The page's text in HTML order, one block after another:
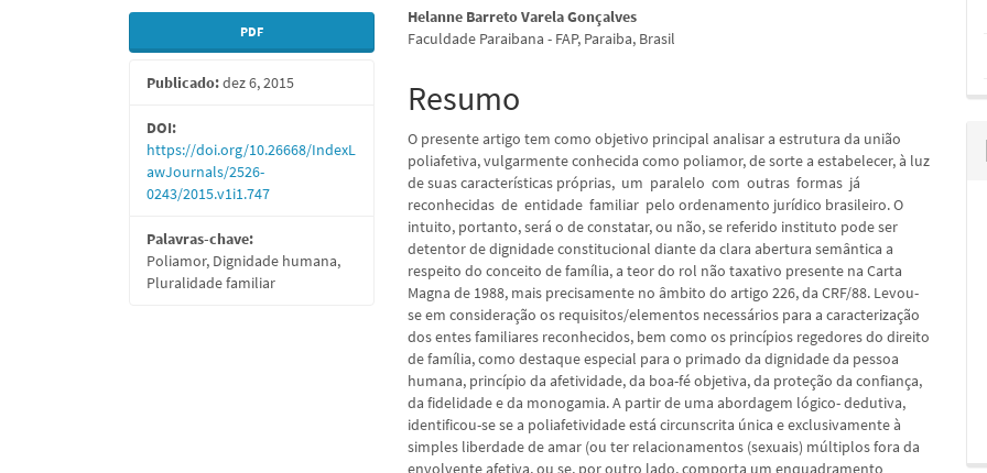
Barra
lateral
de
artigos
PDF
Publicado:dez 6, 2015
DOI:
https://doi.org/10.26668/IndexL
awJournals/2526-
0243/2015.v1i1.747
Palavras-chave:
Poliamor, Dignidade humana,
Pluralidade familiar
Conteúdo
do
artigo
principal
Helanne Barreto Varela Gonçalves
Faculdade Paraibana - FAP, Paraiba, Brasil
Resumo
O presente artigo tem como objetivo principal analisar a estrutura da união
poliafetiva, vulgarmente conhecida como poliamor, de sorte a estabelecer, à luz
de suas características próprias, um paralelo com outras formas já
reconhecidas de entidade familiar pelo ordenamento jurídico brasileiro. O
intuito, portanto, será o de constatar, ou não, se referido instituto pode ser
detentor de dignidade constitucional diante da clara abertura semântica a
respeito do conceito de família, a teor do rol não taxativo presente na Carta
Magna de 1988, mais precisamente no âmbito do artigo 226, da CRF/88. Levou-
se em consideração os requisitos/elementos necessários para a caracterização
dos entes familiares reconhecidos, bem como os princípios regedores do direito
de família, como destaque especial para o primado da dignidade da pessoa
humana, princípio da afetividade, da boa-fé objetiva, da proteção da confiança,
da fidelidade e da monogamia. A partir de uma abordagem lógico- dedutiva,
identificou-se se a poliafetividade está circunscrita única e exclusivamente à
simples liberdade de amar (ou ter relacionamentos (sexuais) múltiplos fora da
envolvente afetiva, ou se, por outro lado, comporta um enquadramento